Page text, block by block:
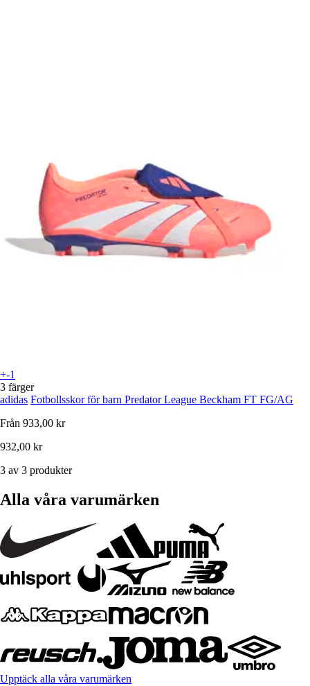
+-1
3 färger
adidas Fotbollsskor för barn Predator League Beckham FT FG/AG
Från 933,00 kr
932,00 kr
3 av 3 produkter
Alla våra varumärken
Upptäck alla våra varumärken